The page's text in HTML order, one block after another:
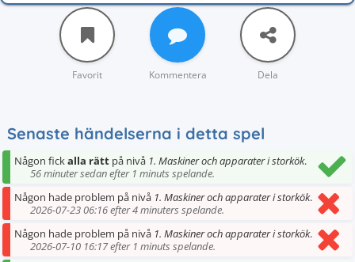
Favorit Kommentera Dela
Senaste händelserna i detta spel
Någon fickalla rätt på nivå 1. Maskiner och apparater i storkök.
56 minuter sedan efter 1 minuts spelande.
Någon hade problem på nivå 1. Maskiner och apparater i storkök.
2026-07-23 06:16 efter 4 minuters spelande.
Någon hade problem på nivå 1. Maskiner och apparater i storkök.
2026-07-10 16:17 efter 1 minuts spelande.